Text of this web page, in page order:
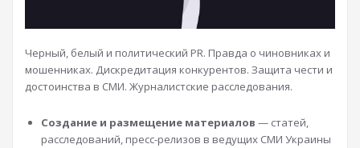
Черный, белый и политический PR. Правда о чиновниках и
мошенниках. Дискредитация конкурентов. Защита чести и
достоинства в СМИ. Журналистские расследования.
Создание и размещение материалов — статей,
расследований, пресс-релизов в ведущих СМИ Украины